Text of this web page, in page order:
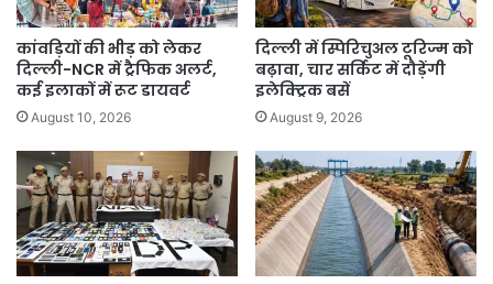
कांवड़ियों की भीड़ को लेकर
दिल्ली-NCR में ट्रैफिक अलर्ट,
कई इलाकों में रूट डायवर्ट
August 10, 2026
दिल्ली में स्पिरिचुअल टूरिज्म को
बढ़ावा, चार सर्किट में दौड़ेंगी
इलेक्ट्रिक बसें
August 9, 2026